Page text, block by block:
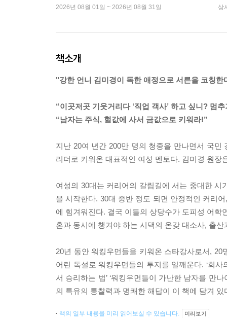
2026년 08월 01일 ~ 2026년 08월 31일 상
책소개
"강한 언니 김미경이 독한 애정으로 서른을 코칭한
“이곳저곳 기웃거리다 ‘직업 객사’ 하고 싶니? 멈
“남자는 주식, 헐값에 사서 금값으로 키워라!”
지난 20여 년간 200만 명의 청중을 만나면서 국
리더로 키워온 대표적인 여성 멘토다. 김미경 원
여성의 30대는 커리어의 갈림길에 서는 중대한
을 시작한다. 30대 중반 정도 되면 안정적인 커리
에 힘겨워진다. 결국 이들의 상당수가 도피성 어
혼과 동시에 챙겨야 하는 시댁의 온갖 대소사, 출
20년 동안 워킹우먼들을 키워온 스타강사로서,
어린 독설로 워킹우먼들의 투지를 일깨운다. ‘회사
서 승리하는 법’ ‘워킹우먼들이 가난한 남자를 만
의 특유의 통찰력과 명쾌한 해답이 이 책에 담겨 있
책의 일부 내용을 미리 읽어보실 수 있습니다. 미리보기